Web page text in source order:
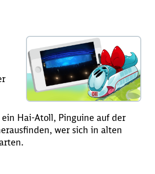
Hai-Atoll, Pinguine auf der
wer sich in alten